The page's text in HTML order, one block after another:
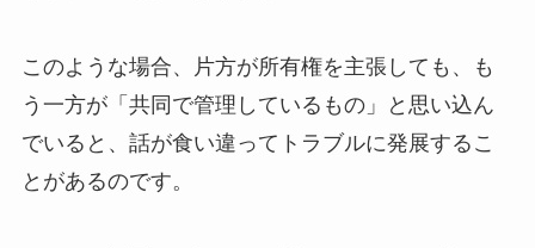
このような場合、片方が所有権を主張しても、も
う一方が「共同で管理しているもの」と思い込ん
でいると、話が食い違ってトラブルに発展するこ
とがあるのです。